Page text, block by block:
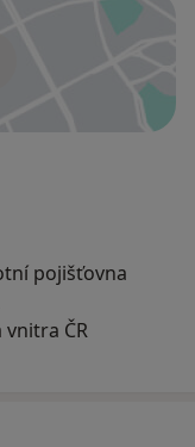
pojišťovna
ČR